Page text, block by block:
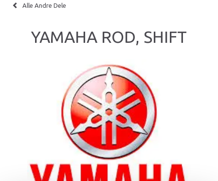
Alle Andre Dele
YAMAHA ROD, SHIFT